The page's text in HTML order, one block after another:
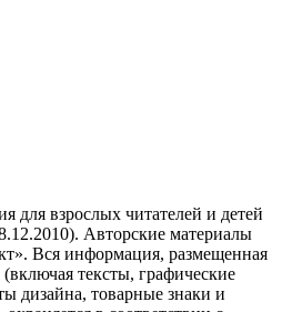
для взрослых читателей и детей
Авторские материалы
Вся информация, размещенная
тексты, графические
дизайна, товарные знаки и